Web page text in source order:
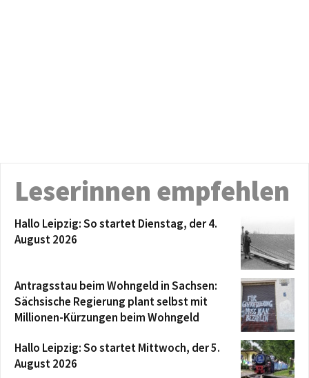
Leserinnen empfehlen
Hallo Leipzig: So startet Dienstag, der 4.
August 2026
Antragsstau beim Wohngeld in Sachsen:
Sächsische Regierung plant selbst mit
Millionen-Kürzungen beim Wohngeld
Hallo Leipzig: So startet Mittwoch, der 5.
August 2026